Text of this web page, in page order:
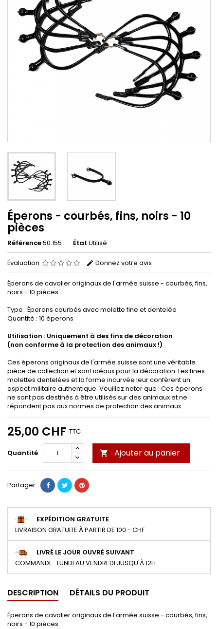
Éperons - courbés, fins, noirs - 10
pièces
Référence50.155 État Utilisé
Évaluation Donnez votre avis
Éperons de cavalier originaux de l'armée suisse - courbés, fins,
noirs - 10 pièces
Type : Éperons courbés avec molette fine et dentelée
Quantité : 10 éperons
Utilisation : Uniquement à des fins de décoration
(non conforme à la protection des animaux !)
Ces éperons originaux de l'armée suisse sont une véritable
pièce de collection et sont idéaux pour la décoration. Les fines
molettes dentelées et la forme incurvée leur confèrent un
aspect militaire authentique. Veuillez noter que : Ces éperons
ne sont pas destinés à être utilisés sur des animaux et ne
répondent pas aux normes de protection des animaux.
25,00 CHF TTC
Quantité  Ajouter au panier
Partager
EXPÉDITION GRATUITE
LIVRAISON GRATUITE À PARTIR DE 100.- CHF
LIVRÉ LE JOUR OUVRÉ SUIVANT
COMMANDE : LUNDI AU VENDREDI JUSQU'À 12H
DESCRIPTION DÉTAILS DU PRODUIT
Éperons de cavalier originaux de l'armée suisse - courbés, fins,
noirs - 10 pièces